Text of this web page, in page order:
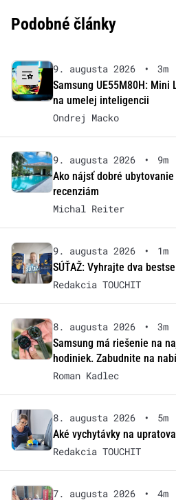
Podobné články
9. augusta 2026 •
3m
Samsung UE55M80H:
na umelej inteligencii
Ondrej Macko
9. augusta 2026 •
9m
Ako nájsť dobré
recenziám
Michal Reiter
9. augusta 2026 •
1m
SÚŤAŽ: Vyhrajte dva
Redakcia TOUCHIT
8. augusta 2026 •
3m
Samsung má riešenie na
hodiniek. Zabudnite na
Roman Kadlec
8. augusta 2026 •
5m
Aké vychytávky na
Redakcia TOUCHIT
7. augusta 2026 •
4m